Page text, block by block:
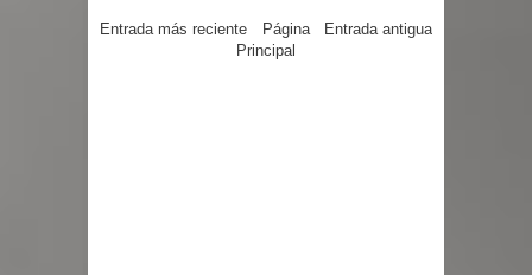
Entrada más reciente Entrada antigua
Página
Principal